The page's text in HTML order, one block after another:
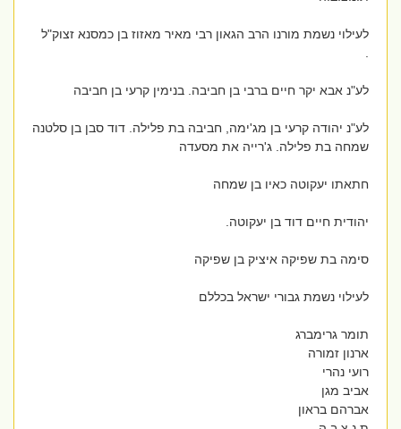
לעילוי נשמת מורנו הרב הגאון רבי מאיר מאזוז בן כמסנא זצוק"ל
לע"נ אבא יקר חיים ברבי בן חביבה. בנימין קרעי בן חביבה
לע"נ יהודה קרעי בן מג'ימה, חביבה בת פלילה. דוד סבן בן סלטנה
שמחה בת פלילה. ג'רייה את מסעדה
חתאתו יעקוטה כאיו בן שמחה
יהודית חיים דוד בן יעקוטה.
סימה בת שפיקה איציק בן שפיקה
לעילוי נשמת גבורי ישראל בכללם
תומר גרימברג
ארנון זמורה
רועי נהרי
אביב מגן
אברהם בראון